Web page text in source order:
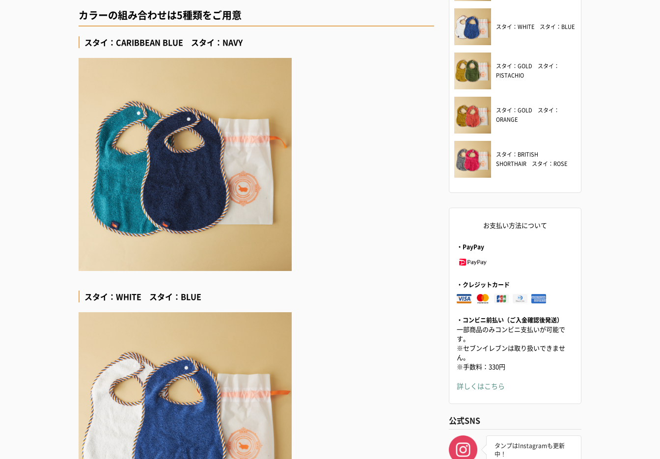
カラーの組み合わせは5種類をご用意
スタイ：CARIBBEAN BLUE スタイ：NAVY
スタイ：WHITE スタイ：BLUE
スタイ：WHITE スタイ：BLUE
スタイ：GOLD スタイ：
PISTACHIO
スタイ：GOLD スタイ：
ORANGE
スタイ：BRITISH
SHORTHAIR スタイ：ROSE
お支払い方法について
・PayPay
・クレジットカード
・コンビニ前払い（ご入金確認後発送）
一部商品のみコンビニ支払いが可能で
す。
※セブンイレブンは取り扱いできませ
ん。
※手数料：330円
詳しくはこちら
公式SNS
タンプはInstagramも更新
中！